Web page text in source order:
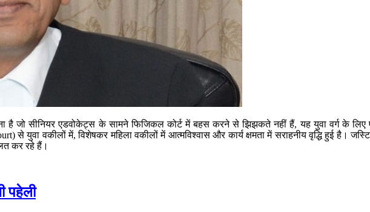
है जो सीनियर एडवोकेट्स के सामने फिजिकल कोर्ट में बहस करने से झिझकते नहीं हैं, यह युवा वर्ग के
से युवा वकीलों में, विशेषकर महिला वकीलों में आत्मविश्वास और कार्य क्षमता में सराहनीय वृद्धि हुई है।
कर रहे हैं।
पहेली